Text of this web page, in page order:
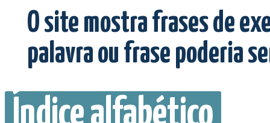
O site mostra frases de
palavra ou frase poderia
Índice alfabético